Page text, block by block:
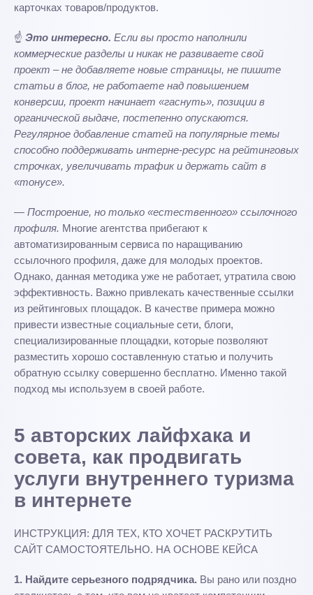
карточках товаров/продуктов.
☝️ Это интересно. Если вы просто наполнили
коммерческие разделы и никак не развиваете свой
проект – не добавляете новые страницы, не пишите
статьи в блог, не работаете над повышением
конверсии, проект начинает «гаснуть», позиции в
органической выдаче, постепенно опускаются.
Регулярное добавление статей на популярные темы
способно поддерживать интерне-ресурс на рейтинговых
строчках, увеличивать трафик и держать сайт в
«тонусе».
— Построение, но только «естественного» ссылочного
профиля. Многие агентства прибегают к
автоматизированным сервиса по наращиванию
ссылочного профиля, даже для молодых проектов.
Однако, данная методика уже не работает, утратила свою
эффективность. Важно привлекать качественные ссылки
из рейтинговых площадок. В качестве примера можно
привести известные социальные сети, блоги,
специализированные площадки, которые позволяют
разместить хорошо составленную статью и получить
обратную ссылку совершенно бесплатно. Именно такой
подход мы используем в своей работе.
5 авторских лайфхака и
совета, как продвигать
услуги внутреннего туризма
в интернете
ИНСТРУКЦИЯ: ДЛЯ ТЕХ, КТО ХОЧЕТ РАСКРУТИТЬ
САЙТ САМОСТОЯТЕЛЬНО. НА ОСНОВЕ КЕЙСА
1. Найдите серьезного подрядчика. Вы рано или поздно